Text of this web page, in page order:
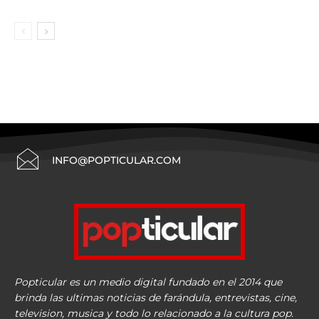
INFO@POPTICULAR.COM
Popticular es un medio digital fundado en el 2014 que
brinda las ultimas noticias de farándula, entrevistas, cine,
television, musica y todo lo relacionado a la cultura pop.